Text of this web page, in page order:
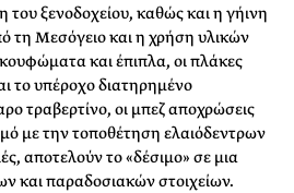
ξενοδοχείου, καθώς και η γήινη
τη Μεσόγειο και η χρήση υλικών
και έπιπλα, οι πλάκες
το υπέροχο διατηρημένο
τραβερτίνο, οι μπεζ αποχρώσεις
με την τοποθέτηση ελαιόδεντρων
αποτελούν το «δέσιμο» σε μια
και παραδοσιακών στοιχείων.